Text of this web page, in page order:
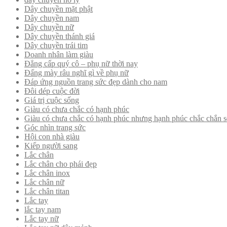
Dây chuyền mặt phật
Dây chuyền nam
Dây chuyền nữ
Dây chuyền thánh giá
Dây chuyền trái tim
Doanh nhân làm giàu
Đẳng cấp quý cô – phụ nữ thời nay
Đấng mày râu nghĩ gì về phụ nữ
Đáp ứng nguồn trang sức đẹp dành cho nam
Đôi dép cuộc đời
Giá trị cuộc sống
Giàu có chưa chắc có hạnh phúc
Giàu có chưa chắc có hạnh phúc nhưng hạnh phúc chắc chắn
Góc nhìn trang sức
Hội con nhà giàu
Kiếp người sang
Lắc chân
Lắc chân cho phái đẹp
Lắc chân inox
Lắc chân nữ
Lắc chân titan
Lắc tay
lắc tay nam
Lắc tay nữ